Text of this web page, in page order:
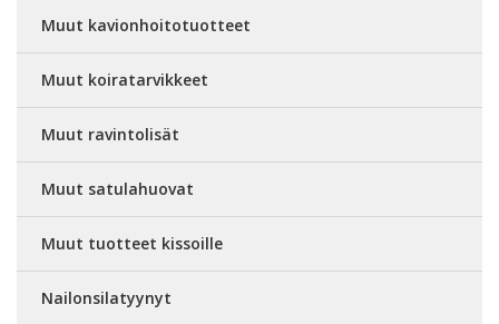
Muut kavionhoitotuotteet
Muut koiratarvikkeet
Muut ravintolisät
Muut satulahuovat
Muut tuotteet kissoille
Nailonsilatyynyt